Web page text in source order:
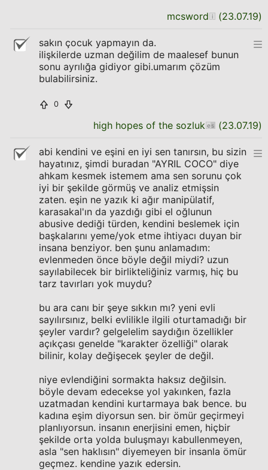
mcsword (23.07.19)
sakın çocuk yapmayın da.
ilişkilerde uzman değilim de maalesef bunun
sonu ayrılığa gidiyor gibi.umarım çözüm
bulabilirsiniz.
0
high hopes of the sozluk (23.07.19)
abi kendini ve eşini en iyi sen tanırsın, bu sizin
hayatınız, şimdi buradan "AYRIL COCO" diye
ahkam kesmek istemem ama sen sorunu çok
iyi bir şekilde görmüş ve analiz etmişsin
zaten. eşin ne yazık ki ağır manipülatif,
karasakal'ın da yazdığı gibi el oğlunun
abusive dediği türden, kendini beslemek için
başkalarını yeme/yok etme ihtiyacı duyan bir
insana benziyor. ben şunu anlamadım:
evlenmeden önce böyle değil miydi? uzun
sayılabilecek bir birlikteliğiniz varmış, hiç bu
tarz tavırları yok muydu?
bu ara canı bir şeye sıkkın mı? yeni evli
sayılırsınız, belki evlilikle ilgili oturtamadığı bir
şeyler vardır? gelgelelim saydığın özellikler
açıkçası genelde "karakter özelliği" olarak
bilinir, kolay değişecek şeyler de değil.
niye evlendiğini sormakta haksız değilsin.
böyle devam edecekse yol yakınken, fazla
uzatmadan kendini kurtarmaya bak bence. bu
kadına eşim diyorsun sen. bir ömür geçirmeyi
planlıyorsun. insanın enerjisini emen, hiçbir
şekilde orta yolda buluşmayı kabullenmeyen,
asla "sen haklısın" diyemeyen bir insanla ömür
geçmez. kendine yazık edersin.